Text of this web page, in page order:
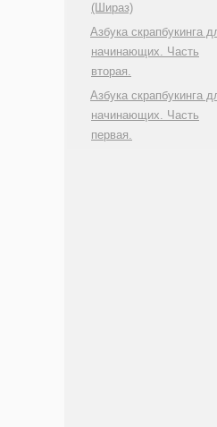
(Шираз)
Азбука скрапбукинга
начинающих. Часть
вторая.
Азбука скрапбукинга
начинающих. Часть
первая.